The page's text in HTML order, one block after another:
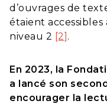
d’ouvrages de
étaient accessibles
niveau 2 [2] .
En 2023, la
a lancé son
encourager la